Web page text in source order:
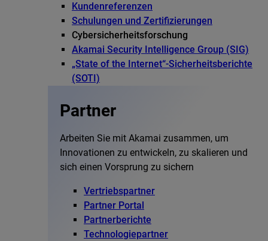
Kundenreferenzen
Schulungen und Zertifizierungen
Cybersicherheitsforschung
Akamai Security Intelligence Group (SIG)
„State of the Internet“-Sicherheitsberichte
(SOTI)
Partner
Arbeiten Sie mit Akamai zusammen, um
Innovationen zu entwickeln, zu skalieren und
sich einen Vorsprung zu sichern
Vertriebspartner
Partner Portal
Partnerberichte
Technologiepartner